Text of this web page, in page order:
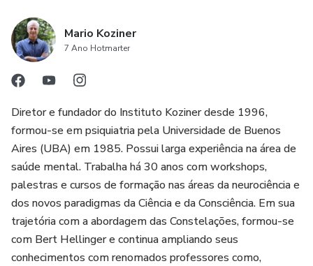
4. Suporte e comunicação direta: o produto oferece um
canal direto de comunicação e suporte com a equipe,
professores e alunos. Isso proporciona um ambiente de
dúvidas, trocar experiências e receber auxílio na sua jornada
de aprendizado.
5. Material didático e interativo: o produto disponibiliza
conteúdo didático e interativo, como slides, PDFs e vídeos,
para auxiliar no estudo e compreensão do conteúdo. Isso
facilita a assimilação do conhecimento e torna o processo
de aprendizagem mais dinâmico e envolvente.
Mario Koziner
7 Ano Hotmarter
Diretor e fundador do Instituto Koziner desde 1996,
formou-se em psiquiatria pela Universidade de Buenos
Aires (UBA) em 1985. Possui larga experiência na área de
saúde mental. Trabalha há 30 anos com workshops,
palestras e cursos de formação nas áreas da neurociência e
dos novos paradigmas da Ciência e da Consciência. Em sua
trajetória com a abordagem das Constelações, formou-se
com Bert Hellinger e continua ampliando seus
conhecimentos com renomados professores como,